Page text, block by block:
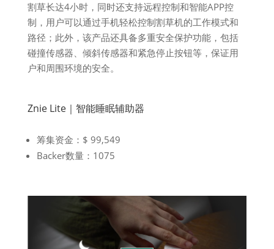
割草长达4小时，同时还支持远程控制和智能APP控
制，用户可以通过手机轻松控制割草机的工作模式和
路径；此外，该产品还具备多重安全保护功能，包括
碰撞传感器、倾斜传感器和紧急停止按钮等，保证用
户和周围环境的安全。
Znie Lite｜智能睡眠辅助器
筹集资金：$ 99,549
Backer数量：1075